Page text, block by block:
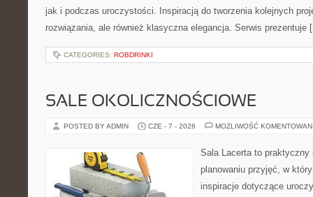
jak i podczas uroczystości. Inspiracją do tworzenia kolejnych
rozwiązania, ale również klasyczna elegancja. Serwis
CATEGORIES: ROBDRINKI
SALE OKOLICZNOŚCIOWE
POSTED BY ADMIN CZE - 7 - 2026 MOŻLIWOŚĆ
Sala Lacerta to praktyczny
planowaniu przyjęć, w
inspiracje dotyczące